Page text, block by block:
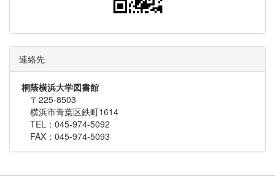
連絡先
桐蔭横浜大学図書館
〒225-8503
横浜市青葉区鉄町1614
TEL：045-974-5092
FAX：045-974-5093